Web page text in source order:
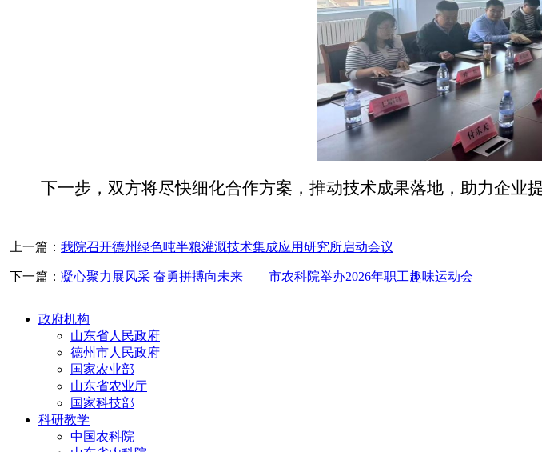
下一步，双方将尽快细化合作方案，推动技术成果落地，助力企业
上一篇： 我院召开德州绿色吨半粮灌溉技术集成应用研究所启动会议
下一篇： 凝心聚力展风采 奋勇拼搏向未来——市农科院举办2026年职工趣味运动会
政府机构
山东省人民政府
德州市人民政府
国家农业部
山东省农业厅
国家科技部
科研教学
中国农科院